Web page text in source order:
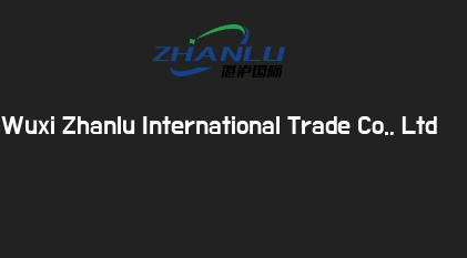
Wuxi Zhanlu International Trade Co., Ltd